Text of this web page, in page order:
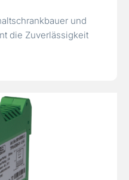
und
die Zuverlässigkeit